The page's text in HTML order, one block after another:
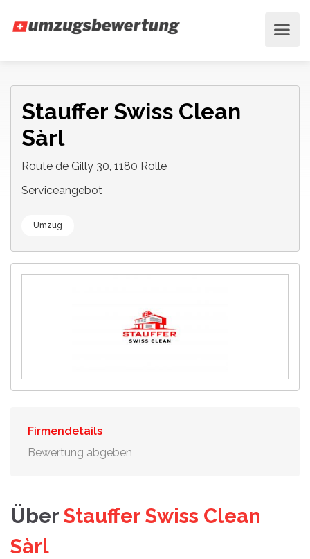
Stauffer Swiss Clean
Sàrl
Route de Gilly 30, 1180 Rolle
Serviceangebot
Umzug
Firmendetails
Bewertung abgeben
Über Stauffer Swiss Clean
Sàrl